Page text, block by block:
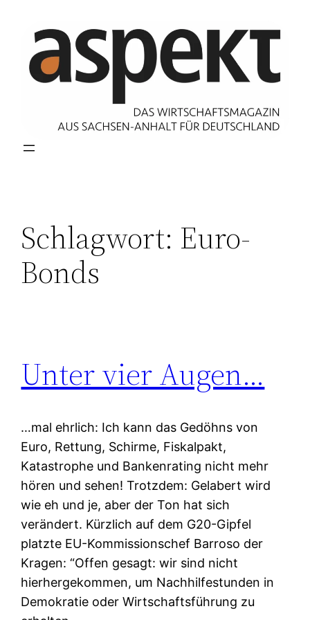
Inhalt
springen
Schlagwort: Euro-
Bonds
Unter vier Augen…
…mal ehrlich: Ich kann das Gedöhns von
Euro, Rettung, Schirme, Fiskalpakt,
Katastrophe und Bankenrating nicht mehr
hören und sehen! Trotzdem: Gelabert wird
wie eh und je, aber der Ton hat sich
verändert. Kürzlich auf dem G20-Gipfel
platzte EU-Kommissionschef Barroso der
Kragen: “Offen gesagt: wir sind nicht
hierhergekommen, um Nachhilfestunden in
Demokratie oder Wirtschaftsführung zu